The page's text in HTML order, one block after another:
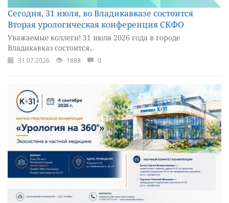
Сегодня, 31 июля, во Владикавказе состоится
Вторая урологическая конференция СКФО
Уважаемые коллеги! 31 июля 2026 года в городе
Владикавказ состоится...
31.07.2026 1888 0